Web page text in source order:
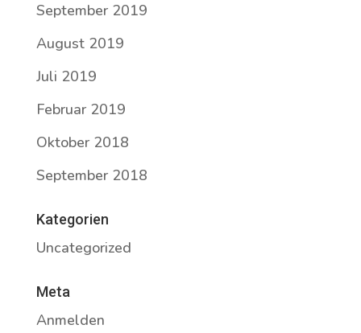
September 2019
August 2019
Juli 2019
Februar 2019
Oktober 2018
September 2018
Kategorien
Uncategorized
Meta
Anmelden